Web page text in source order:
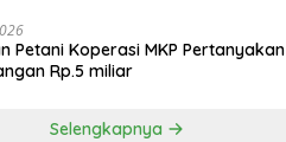
Petani Koperasi MKP Pertanyakan
Rp.5 miliar
Selengkapnya